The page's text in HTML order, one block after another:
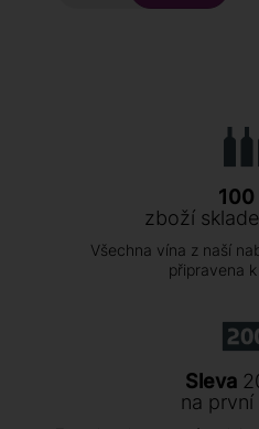
100
zboží
Všechna vína z naší
připravena
Sleva
na první